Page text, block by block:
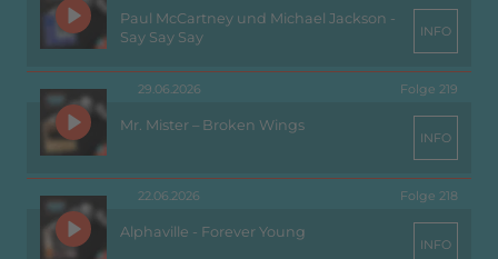
Paul McCartney und Michael Jackson -
Say Say Say
INFO
29.06.2026 Folge 219
Mr. Mister – Broken Wings
INFO
22.06.2026 Folge 218
Alphaville - Forever Young
INFO